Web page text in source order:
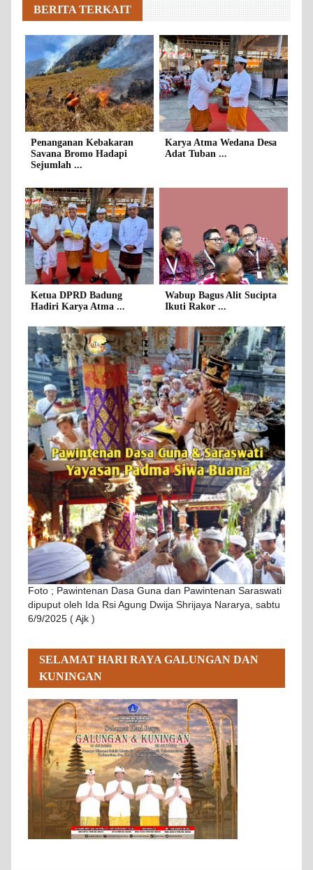
BERITA TERKAIT
Penanganan Kebakaran
Savana Bromo Hadapi
Sejumlah ...
Karya Atma Wedana Desa
Adat Tuban ...
Ketua DPRD Badung
Hadiri Karya Atma ...
Wabup Bagus Alit Sucipta
Ikuti Rakor ...
Foto ; Pawintenan Dasa Guna dan Pawintenan Saraswati
dipuput oleh Ida Rsi Agung Dwija Shrijaya Nararya, sabtu
6/9/2025 ( Ajk )
SELAMAT HARI RAYA GALUNGAN DAN
KUNINGAN